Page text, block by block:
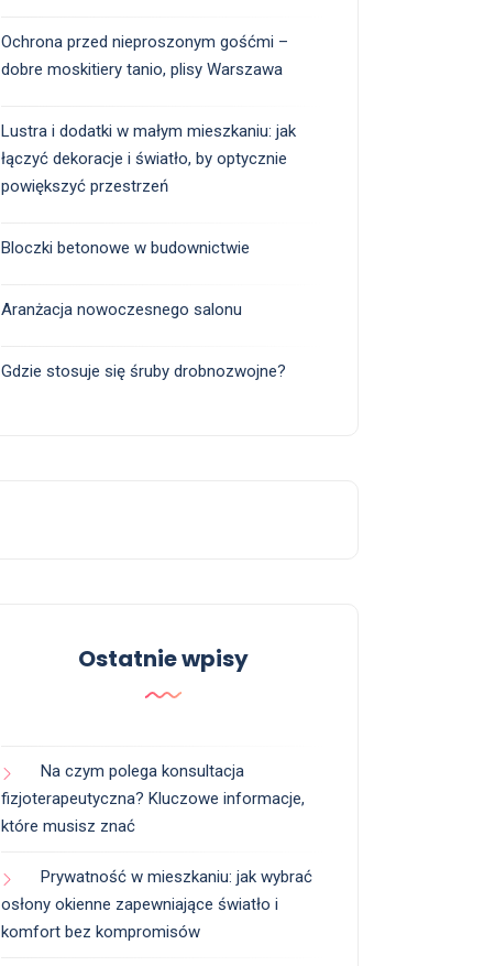
Ochrona przed nieproszonym gośćmi –
dobre moskitiery tanio, plisy Warszawa
Lustra i dodatki w małym mieszkaniu: jak
łączyć dekoracje i światło, by optycznie
powiększyć przestrzeń
Bloczki betonowe w budownictwie
Aranżacja nowoczesnego salonu
Gdzie stosuje się śruby drobnozwojne?
Ostatnie wpisy
Na czym polega konsultacja
fizjoterapeutyczna? Kluczowe informacje,
które musisz znać
Prywatność w mieszkaniu: jak wybrać
osłony okienne zapewniające światło i
komfort bez kompromisów